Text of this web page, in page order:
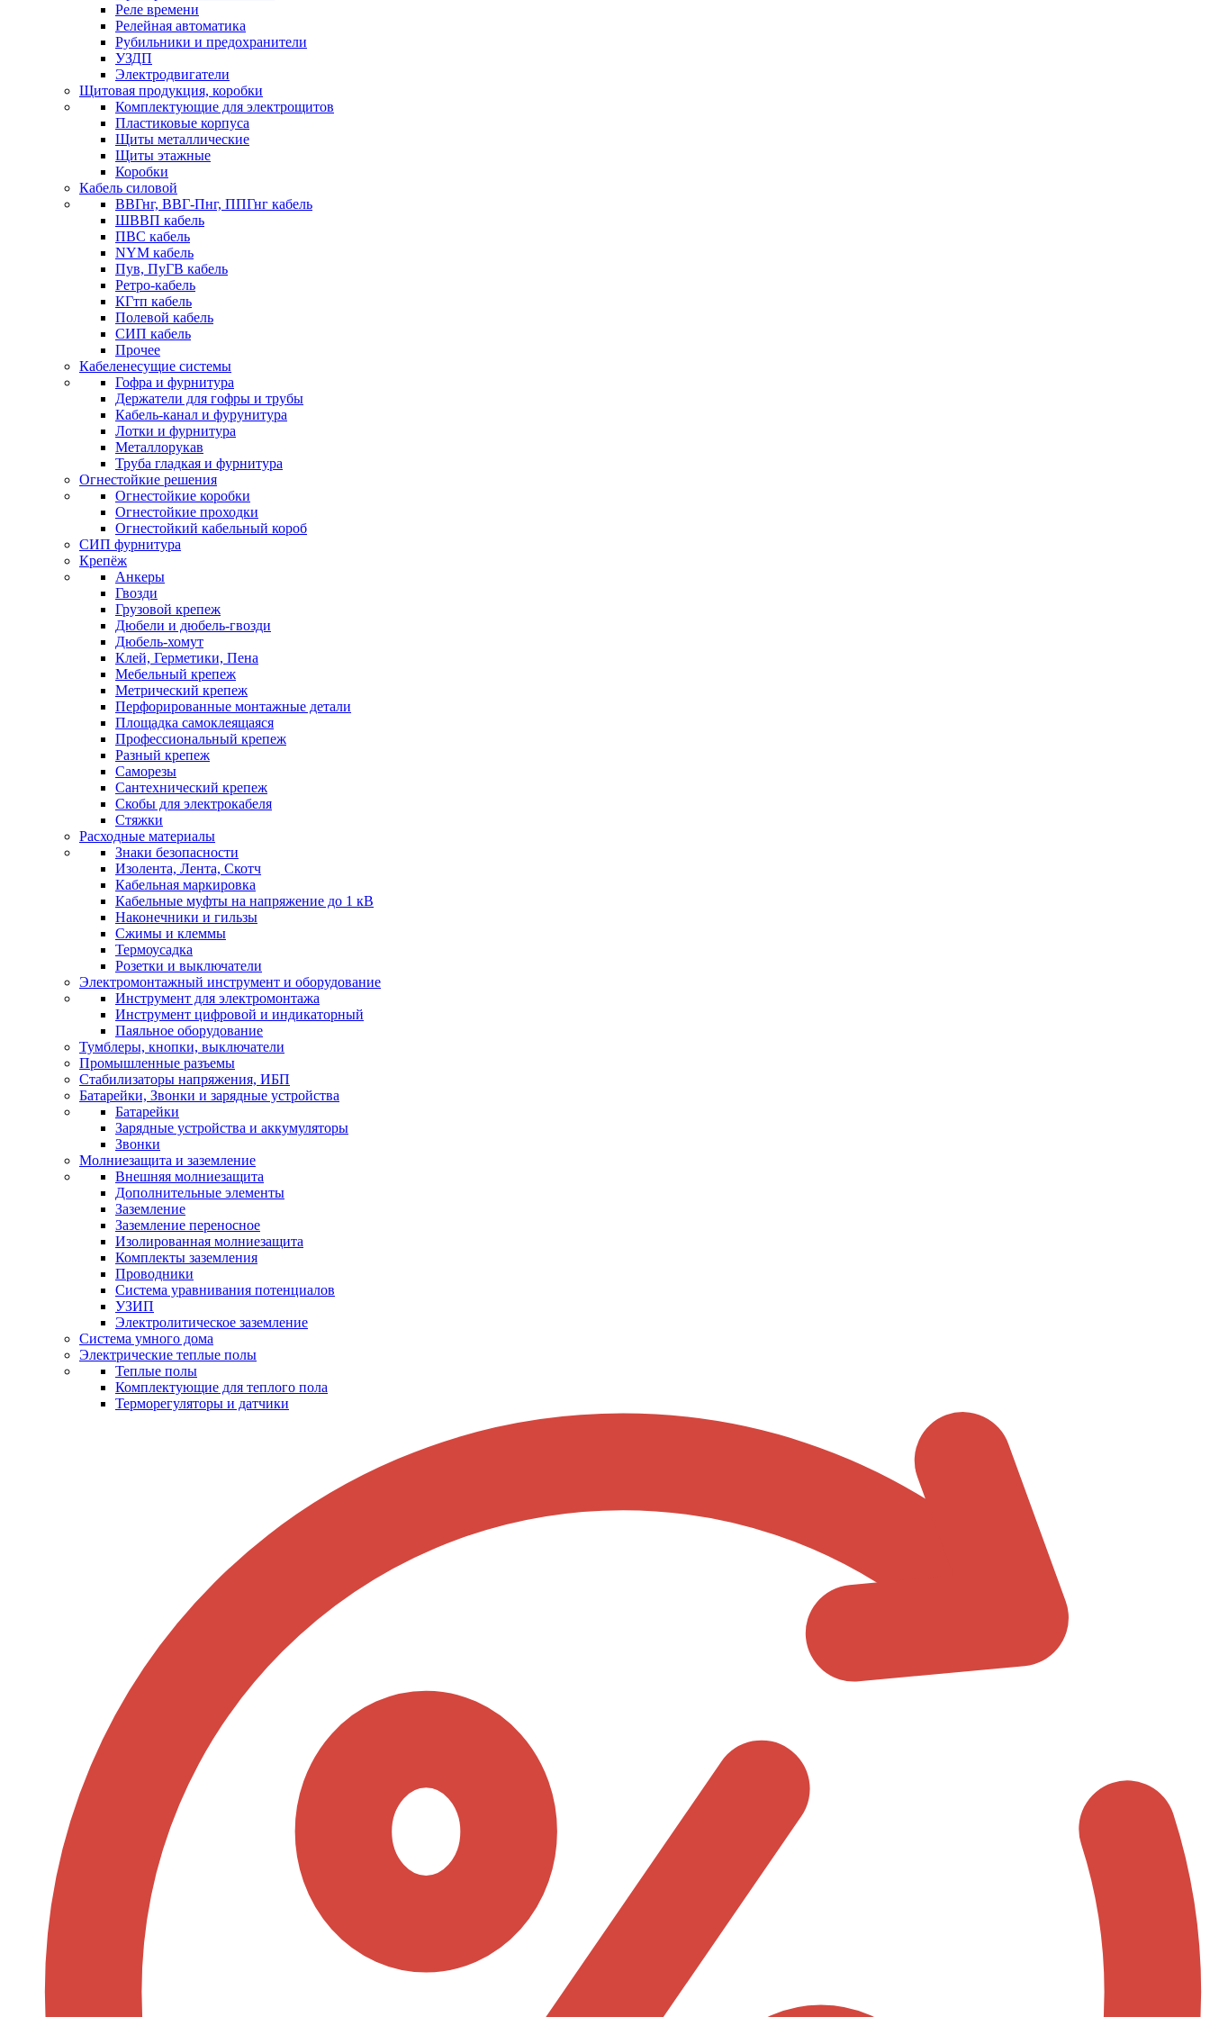
Реле времени
Релейная автоматика
Рубильники и предохранители
УЗДП
Электродвигатели
Щитовая продукция, коробки
Комплектующие для электрощитов
Пластиковые корпуса
Щиты металлические
Щиты этажные
Коробки
Кабель силовой
ВВГнг, ВВГ-Пнг, ППГнг кабель
ШВВП кабель
ПВС кабель
NYM кабель
Пув, ПуГВ кабель
Ретро-кабель
КГтп кабель
Полевой кабель
СИП кабель
Прочее
Кабеленесущие системы
Гофра и фурнитура
Держатели для гофры и трубы
Кабель-канал и фурунитура
Лотки и фурнитура
Металлорукав
Труба гладкая и фурнитура
Огнестойкие решения
Огнестойкие коробки
Огнестойкие проходки
Огнестойкий кабельный короб
СИП фурнитура
Крепёж
Анкеры
Гвозди
Грузовой крепеж
Дюбели и дюбель-гвозди
Дюбель-хомут
Клей, Герметики, Пена
Мебельный крепеж
Метрический крепеж
Перфорированные монтажные детали
Площадка самоклеящаяся
Профессиональный крепеж
Разный крепеж
Саморезы
Сантехнический крепеж
Скобы для электрокабеля
Стяжки
Расходные материалы
Знаки безопасности
Изолента, Лента, Скотч
Кабельная маркировка
Кабельные муфты на напряжение до 1 кВ
Наконечники и гильзы
Сжимы и клеммы
Термоусадка
Розетки и выключатели
Электромонтажный инструмент и оборудование
Инструмент для электромонтажа
Инструмент цифровой и индикаторный
Паяльное оборудование
Тумблеры, кнопки, выключатели
Промышленные разъемы
Стабилизаторы напряжения, ИБП
Батарейки, Звонки и зарядные устройства
Батарейки
Зарядные устройства и аккумуляторы
Звонки
Молниезащита и заземление
Внешняя молниезащита
Дополнительные элементы
Заземление
Заземление переносное
Изолированная молниезащита
Комплекты заземления
Проводники
Система уравнивания потенциалов
УЗИП
Электролитическое заземление
Система умного дома
Электрические теплые полы
Теплые полы
Комплектующие для теплого пола
Терморегуляторы и датчики